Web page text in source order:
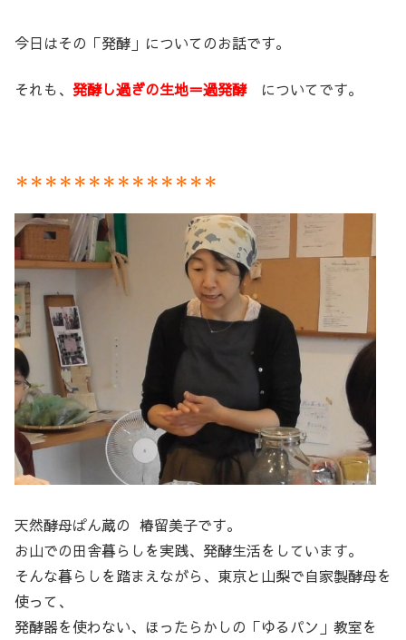
今日はその「発酵」についてのお話です。
それも、 発酵し過ぎの生地＝過発酵 についてです。
＊＊＊＊＊＊＊＊＊＊＊＊＊＊
天然酵母ぱん蔵の 椿留美子です。
お山での田舎暮らしを実践、発酵生活をしています。
そんな暮らしを踏まえながら、東京と山梨で自家製酵母を
使って、
発酵器を使わない、ほったらかしの「ゆるパン」教室を